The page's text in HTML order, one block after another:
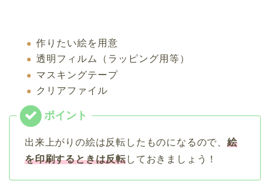
作りたい絵を用意
透明フィルム（ラッピング用等）
マスキングテープ
クリアファイル
出来上がりの絵は反転したものになるので、 絵
を印刷するときは反転しておきましょう！